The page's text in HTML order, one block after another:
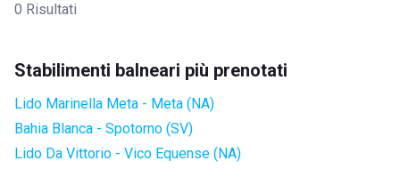
0 Risultati
Stabilimenti balneari più prenotati
Lido Marinella Meta - Meta (NA)
Bahia Blanca - Spotorno (SV)
Lido Da Vittorio - Vico Equense (NA)